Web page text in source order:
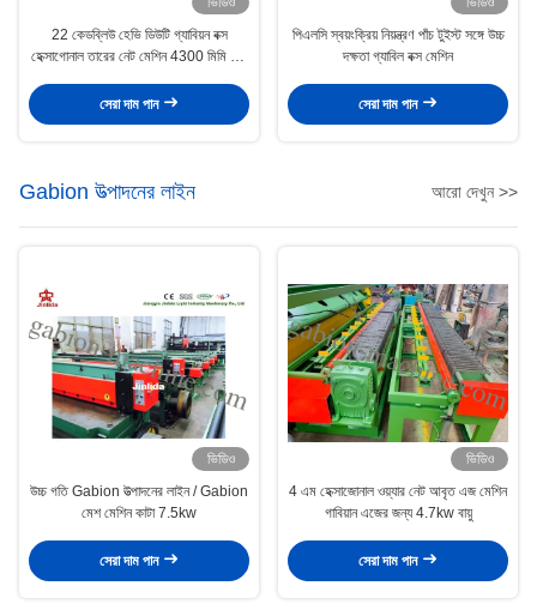
22 কেডব্লিউ হেভি ডিউটি ​​গ্যাবিয়ন বক্স
হেক্সাগোনাল তারের নেট মেশিন 4300 মিমি জাল
সেরা দাম পান
পিএলসি স্বয়ংক্রিয় নিয়ন্ত্রণ পাঁচ টুইস্ট সঙ্গে উচ্চ
দক্ষতা গ্যাবিল বক্স মেশিন
সেরা দাম পান
Gabion উত্পাদনের লাইন আরো দেখুন >>
ভিডিও
উচ্চ গতি Gabion উত্পাদনের লাইন / Gabion
মেশ মেশিন কাটা 7.5kw
সেরা দাম পান
ভিডিও
4 এম হেক্সাজোনাল ওয়্যার নেট আবৃত এজ মেশিন
গাবিয়ান এজের জন্য 4.7kw বায়ু
সেরা দাম পান